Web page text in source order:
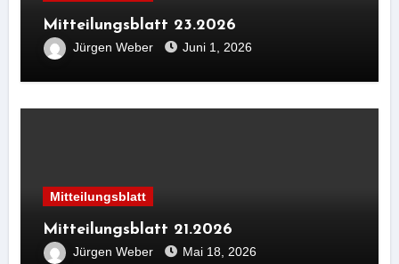
Mitteilungsblatt 23.2026
Jürgen Weber Juni 1, 2026
Mitteilungsblatt
Mitteilungsblatt 21.2026
Jürgen Weber Mai 18, 2026